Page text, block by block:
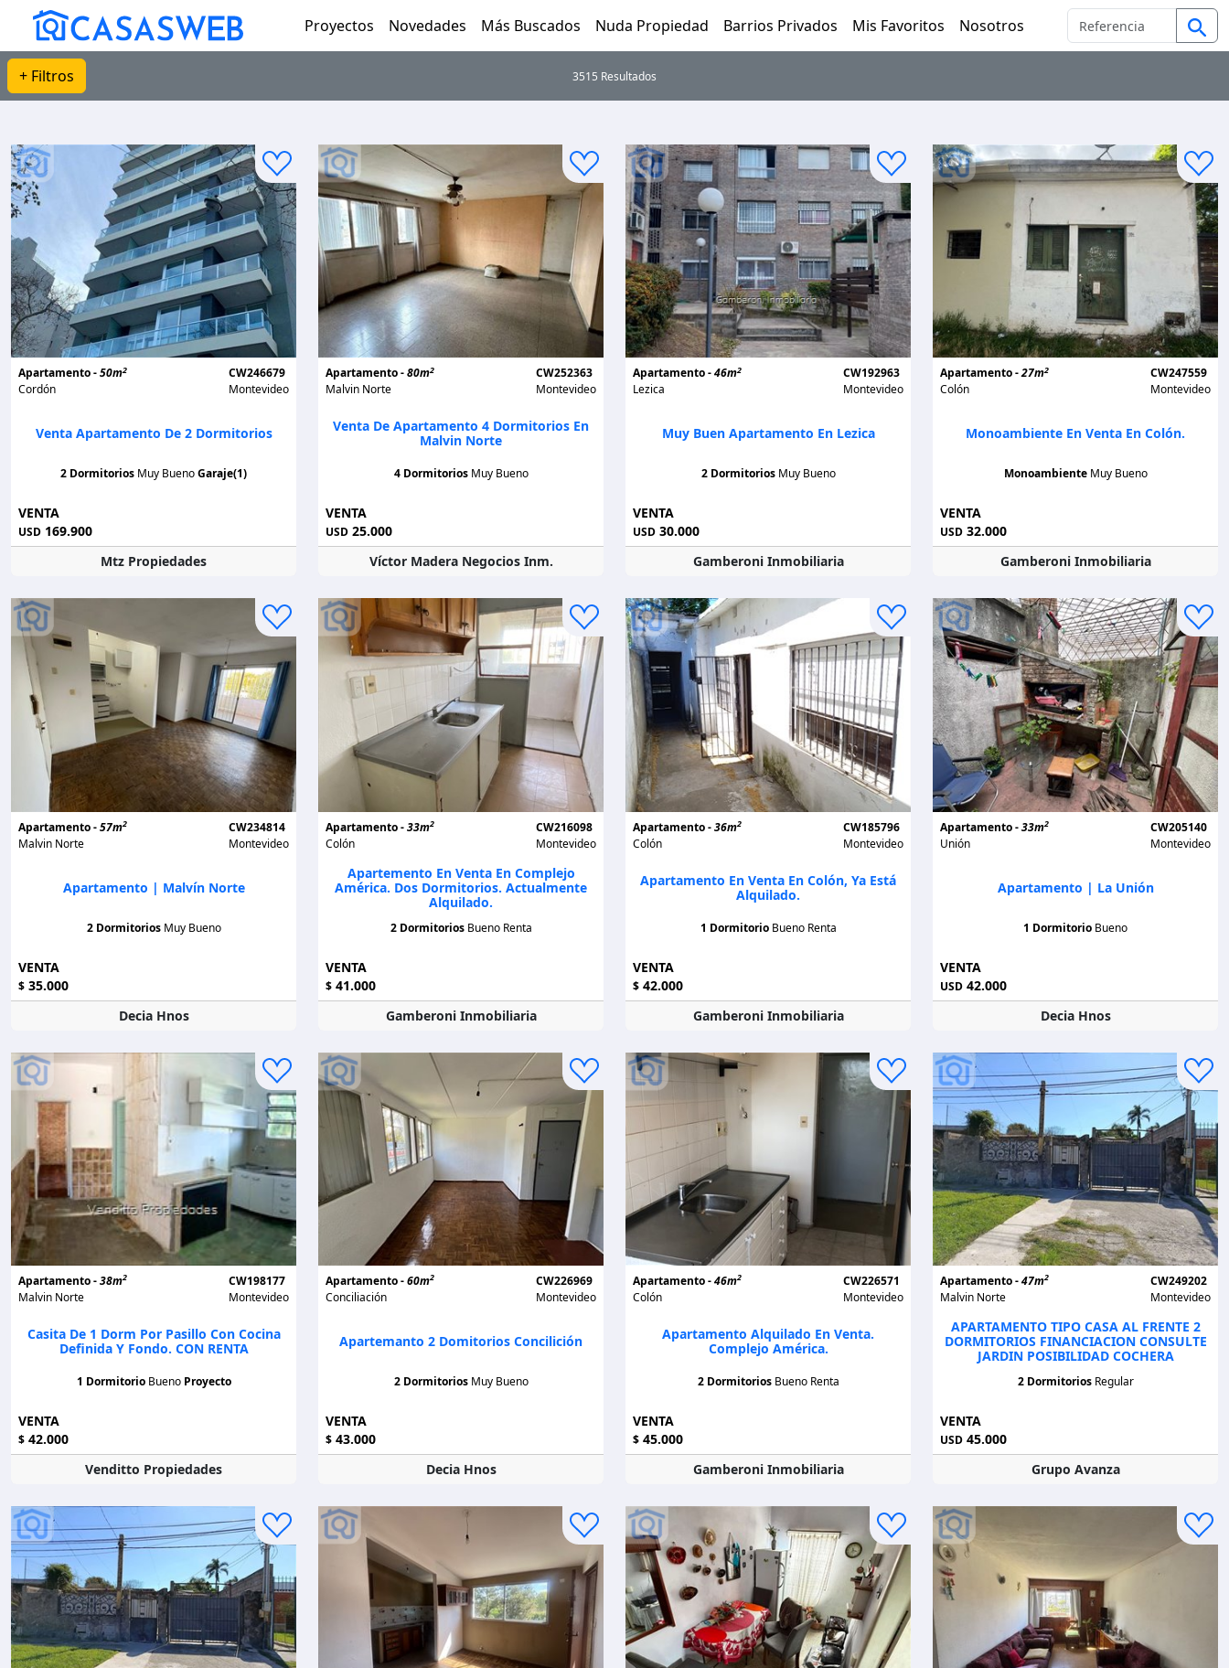
Proyectos Novedades Más Buscados Nuda Propiedad Barrios Privados Mis Favoritos Nosotros
+ Filtros 3515 Resultados
Apartamento -50m2
Cordón
CW246679
Montevideo
Venta Apartamento De 2 Dormitorios
2 Dormitorios Muy BuenoGaraje(1)
VENTA
USD 169.900
Mtz Propiedades
Apartamento -80m2
Malvin Norte
CW252363
Montevideo
Venta De Apartamento 4 Dormitorios En
Malvin Norte
4 Dormitorios Muy Bueno
VENTA
USD 25.000
Víctor Madera Negocios Inm.
Apartamento -46m2
Lezica
CW192963
Montevideo
Muy Buen Apartamento En Lezica
2 Dormitorios Muy Bueno
VENTA
USD 30.000
Gamberoni Inmobiliaria
Apartamento -27m2
Colón
CW247559
Montevideo
Monoambiente En Venta En Colón.
Monoambiente Muy Bueno
VENTA
USD 32.000
Gamberoni Inmobiliaria
Apartamento -57m2
Malvin Norte
CW234814
Montevideo
Apartamento | Malvín Norte
2 Dormitorios Muy Bueno
VENTA
$ 35.000
Decia Hnos
Apartamento -33m2
Colón
CW216098
Montevideo
Apartemento En Venta En Complejo
América. Dos Dormitorios. Actualmente
Alquilado.
2 Dormitorios Bueno Renta
VENTA
$ 41.000
Gamberoni Inmobiliaria
Apartamento -36m2
Colón
CW185796
Montevideo
Apartamento En Venta En Colón, Ya Está
Alquilado.
1 Dormitorio Bueno Renta
VENTA
$ 42.000
Gamberoni Inmobiliaria
Apartamento -33m2
Unión
CW205140
Montevideo
Apartamento | La Unión
1 Dormitorio Bueno
VENTA
USD 42.000
Decia Hnos
Apartamento -38m2
Malvin Norte
CW198177
Montevideo
Casita De 1 Dorm Por Pasillo Con Cocina
Definida Y Fondo. CON RENTA
1 Dormitorio Bueno Proyecto
VENTA
$ 42.000
Venditto Propiedades
Apartamento -60m2
Conciliación
CW226969
Montevideo
Apartemanto 2 Domitorios Concilición
2 Dormitorios Muy Bueno
VENTA
$ 43.000
Decia Hnos
Apartamento -46m2
Colón
CW226571
Montevideo
Apartamento Alquilado En Venta.
Complejo América.
2 Dormitorios Bueno Renta
VENTA
$ 45.000
Gamberoni Inmobiliaria
Apartamento -47m2
Malvin Norte
CW249202
Montevideo
APARTAMENTO TIPO CASA AL FRENTE 2
DORMITORIOS FINANCIACION CONSULTE
JARDIN POSIBILIDAD COCHERA
2 Dormitorios Regular
VENTA
USD 45.000
Grupo Avanza